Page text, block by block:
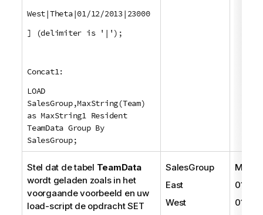
West|Theta|01/12/2013|23000
] (delimiter is '|');
Concat1:
LOAD
SalesGroup,MaxString(Team)
as MaxString1 Resident
TeamData Group By
SalesGroup;
Stel dat de tabel TeamData
wordt geladen zoals in het
voorgaande voorbeeld en uw
load-script de opdrachtSET
SalesGroup
East
West
01/11/
01/12/